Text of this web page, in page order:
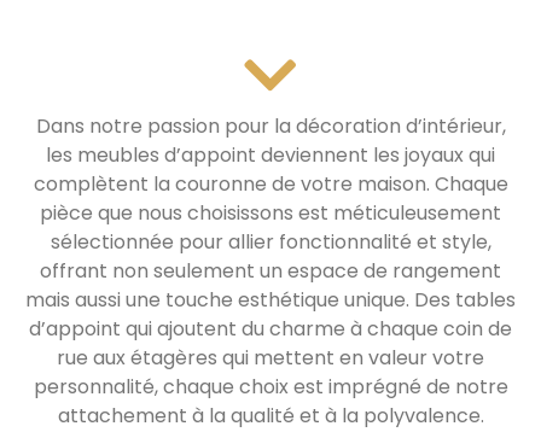
Dans notre passion pour la décoration d’intérieur,
les meubles d’appoint deviennent les joyaux qui
complètent la couronne de votre maison. Chaque
pièce que nous choisissons est méticuleusement
sélectionnée pour allier fonctionnalité et style,
offrant non seulement un espace de rangement
mais aussi une touche esthétique unique. Des tables
d’appoint qui ajoutent du charme à chaque coin de
rue aux étagères qui mettent en valeur votre
personnalité, chaque choix est imprégné de notre
attachement à la qualité et à la polyvalence.